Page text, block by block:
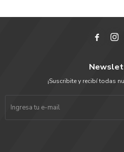
 
¡Suscribite y recibí todas